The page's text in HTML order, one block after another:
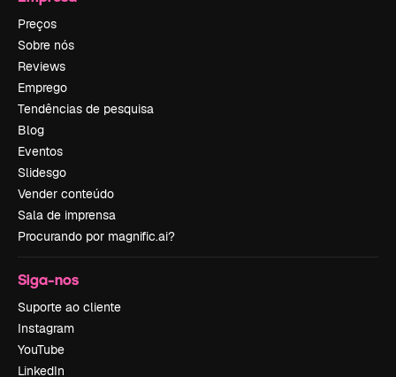
Preços
Sobre nós
Reviews
Emprego
Tendências de pesquisa
Blog
Eventos
Slidesgo
Vender conteúdo
Sala de imprensa
Procurando por magnific.ai?
Siga-nos
Suporte ao cliente
Instagram
YouTube
LinkedIn